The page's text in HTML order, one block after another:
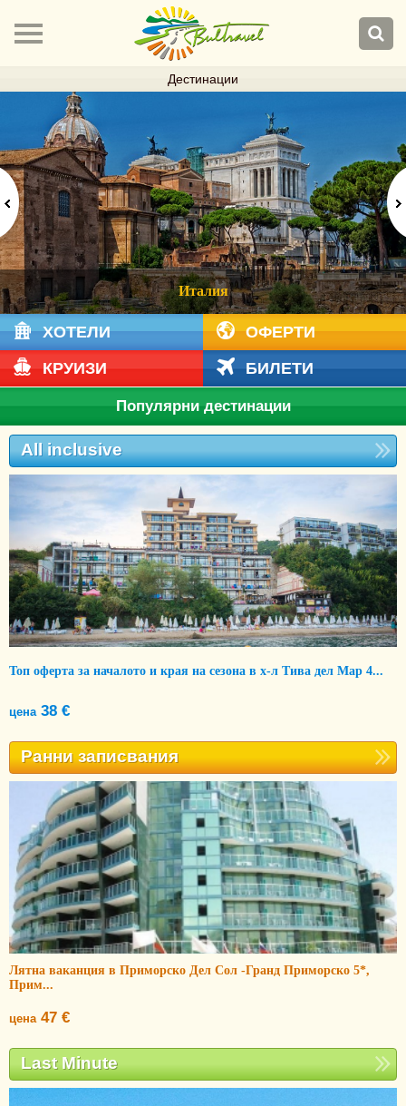
Дестинации
Италия
ХОТЕЛИ
ОФЕРТИ
КРУИЗИ
БИЛЕТИ
Популярни дестинации
All inclusive
Топ оферта за началото и края на сезона в х-л Тива дел Мар 4...
цена38 €
Ранни записвания
Лятна ваканция в Приморско Дел Сол -Гранд Приморско 5*,
Прим...
цена47 €
Last Minute